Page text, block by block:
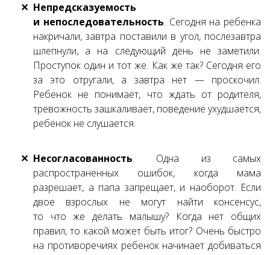
Непредсказуемость
и непоследовательность. Сегодня на ребенка
накричали, завтра поставили в угол, послезавтра
шлепнули, а на следующий день не заметили.
Проступок один и тот же. Как же так? Сегодня его
за это отругали, а завтра нет — проскочил.
Ребенок не понимает, что ждать от родителя,
тревожность зашкаливает, поведение ухудшается,
ребенок не слушается.
Несогласованность. Одна из самых
распространенных ошибок, когда мама
разрешает, а папа запрещает, и наоборот. Если
двое взрослых не могут найти консенсус,
то что же делать малышу? Когда нет общих
правил, то какой может быть итог? Очень быстро
на противоречиях ребенок начинает добиваться